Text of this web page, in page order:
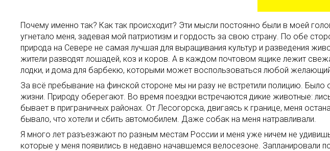
Почему именно так? Как так происходит? Эти мысли постоянно были в моей
угнетало меня, задевая мой патриотизм и гордость за свою страну. По обе
природа на Севере не самая лучшая для выращивания культур и разведения
жители разводят лошадей, коз и коров. А в каждом почтовом ящике лежит
лодки, и дома для барбекю, которыми может воспользоваться любой
За всё пребывание на финской стороне мы ни разу не встретили полицию.
жизни. Природу оберегают. Во время поездки встречаются дикие животные:
бывает в приграничных районах. От Лесогорска, двигаясь к границе, меня
бывало, что хотели и сбить автомобилем. Даже собак на меня натравливали.
Я много лет разъезжают по разным местам России и меня уже ничем не
которые у меня появились в недавно начавшемся велосезоне. Запланировали